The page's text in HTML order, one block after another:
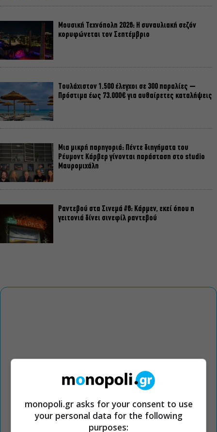
Μουσική Τεχνόπολη 2026: Η συναυλιακή σεζόν
κορυφώνεται τον Σεπτέμβριο
Τουλάχιστον 1.500 έλεγχοι σε 300 παραλίες –
Πρόστιμα έως 73.000€ για αυθαίρετες καταλήψεις
Μια μικρή παρηγοριά: Πέντε διηγήματα του
Ρέυμοντ Κάρβερ γίνονται παράσταση στο studio
Μαυρομιχάλη
Ραντεβού στα Σινεμά #6: Κάρμεν, εκεί όπου η
γειτονιά δίνει σινεφίλ ραντεβού
monopoli.gr asks for your consent to use
your personal data for the following
purposes: